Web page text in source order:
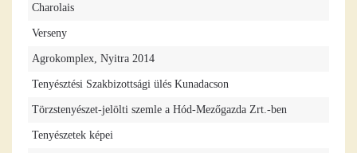
Charolais
Verseny
Agrokomplex, Nyitra 2014
Tenyésztési Szakbizottsági ülés Kunadacson
Törzstenyészet-jelölti szemle a Hód-Mezőgazda Zrt.-ben
Tenyészetek képei